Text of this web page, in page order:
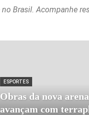
Brasil. Acompanhe
ESPORTES
Obras da nova
avançam com